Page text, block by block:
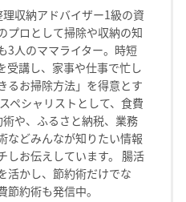
収納アドバイザー1級の資
プロとして掃除や収納の知
3人のママライター。時短
受講し、家事や仕事で忙し
るお掃除方法」を得意とす
ペシャリストとして、食費
や、ふるさと納税、業務
などみんなが知りたい情報
しお伝えしています。 腸活
活かし、節約術だけでな
節約術も発信中。